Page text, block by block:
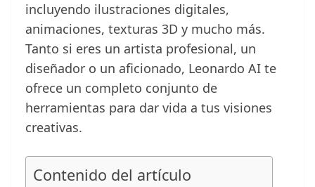
incluyendo ilustraciones digitales,
animaciones, texturas 3D y mucho más.
Tanto si eres un artista profesional, un
diseñador o un aficionado, Leonardo AI te
ofrece un completo conjunto de
herramientas para dar vida a tus visiones
creativas.
Contenido del artículo